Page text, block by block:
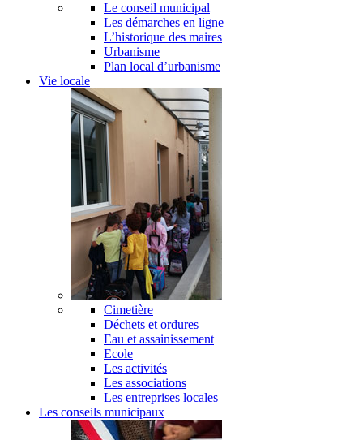
Le conseil municipal
Les démarches en ligne
L’historique des maires
Urbanisme
Plan local d’urbanisme
Vie locale
Cimetière
Déchets et ordures
Eau et assainissement
Ecole
Les activités
Les associations
Les entreprises locales
Les conseils municipaux